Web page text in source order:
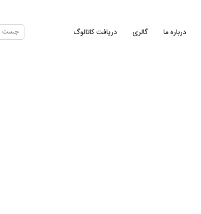
درباره‌ ما گالری دریافت کاتالوگ